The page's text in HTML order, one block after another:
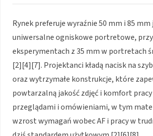
Rynek preferuje wyraźnie 50 mm i 85
uniwersalne ogniskowe portretowe,
eksperymentach z 35 mm w portretach
[2][4][7]. Projektanci kładą nacisk na
oraz wytrzymałe konstrukcje, które
powtarzalną jakość zdjęć i komfort
przeglądami i omówieniami, w tym
wzrost wymagań wobec AF i pracy w